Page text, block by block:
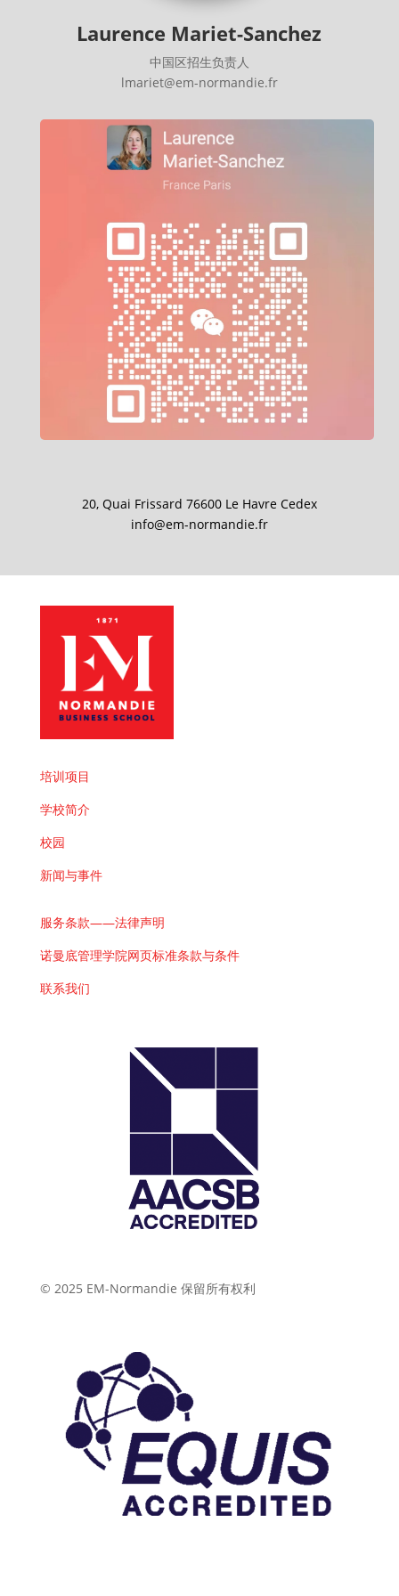
Laurence Mariet-Sanchez
中国区招生负责人
lmariet@em-normandie.fr
20, Quai Frissard 76600 Le Havre Cedex
info@em-normandie.fr
培训项目
学校简介
校园
新闻与事件
服务条款——法律声明
诺曼底管理学院网页标准条款与条件
联系我们
© 2025 EM-Normandie 保留所有权利